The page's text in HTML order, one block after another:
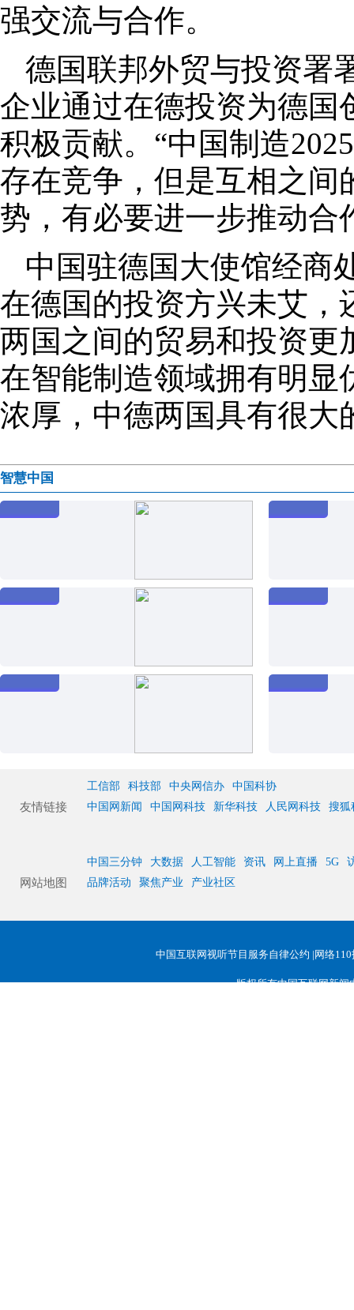
强交流与合作。
德国联邦外贸与投资署
企业通过在德投资为德国
积极贡献。“中国制造
存在竞争，但是互相之间
势，有必要进一步推动合
中国驻德国大使馆经商
在德国的投资方兴未艾，
两国之间的贸易和投资更
在智能制造领域拥有明显
浓厚，中德两国具有很大